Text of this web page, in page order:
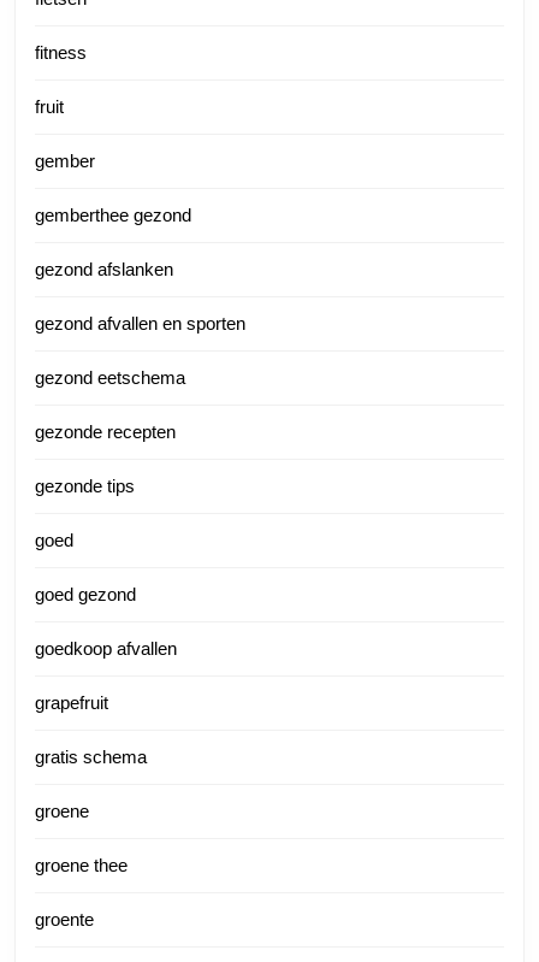
fitness
fruit
gember
gemberthee gezond
gezond afslanken
gezond afvallen en sporten
gezond eetschema
gezonde recepten
gezonde tips
goed
goed gezond
goedkoop afvallen
grapefruit
gratis schema
groene
groene thee
groente